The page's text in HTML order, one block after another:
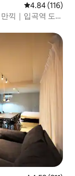
평점 4.84점(5
4.84 (116)
끽｜입곡역 도보